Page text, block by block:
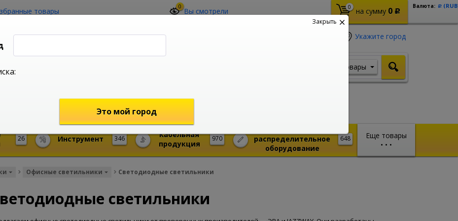
товары 0 Вы смотрели 0 на сумму 0 Р
Валюта: Р
Укажите город
shop@mireks.ru
Товары
Еще товары
• • •
26 346
Инструмент 970
Кабельная
продукция
648
распределительное
оборудование
Офисные светильники Светодиодные светильники
светильники
Закрыть
Это мой город